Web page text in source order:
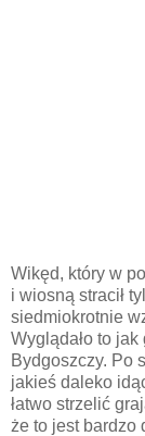
Wikęd, który w
i wiosną stracił
siedmiokrotnie
Wyglądało to
Bydgoszczy. Po
jakieś daleko
łatwo strzelić
że to jest bardzo